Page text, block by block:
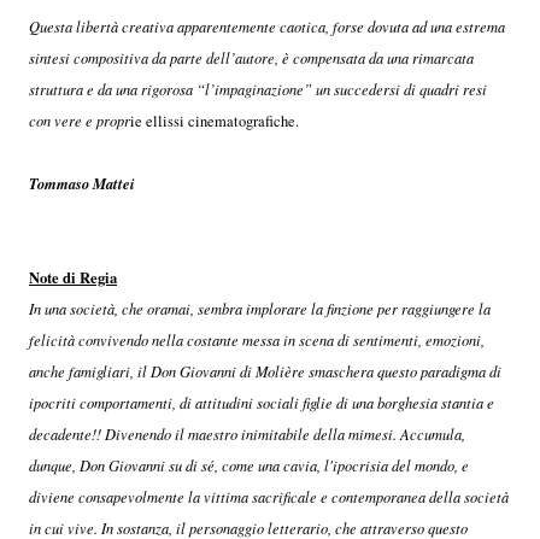
Questa libertà creativa apparentemente caotica, forse dovuta ad una estrema
sintesi compositiva da parte dell’autore, è compensata da una rimarcata
struttura e da una rigorosa “l’impaginazione” un succedersi di quadri resi
con vere e proprie ellissi cinematografiche.
Tommaso Mattei
Note di Regia
In una società, che oramai, sembra implorare la finzione per raggiungere la
felicità convivendo nella costante messa in scena di sentimenti, emozioni,
anche famigliari, il Don Giovanni di Molière smaschera questo paradigma di
ipocriti comportamenti, di attitudini sociali figlie di una borghesia stantia e
decadente!! Divenendo il maestro inimitabile della mimesi. Accumula,
dunque, Don Giovanni su di sé, come una cavia, l'ipocrisia del mondo, e
diviene consapevolmente la vittima sacrificale e contemporanea della società
in cui vive. In sostanza, il personaggio letterario, che attraverso questo